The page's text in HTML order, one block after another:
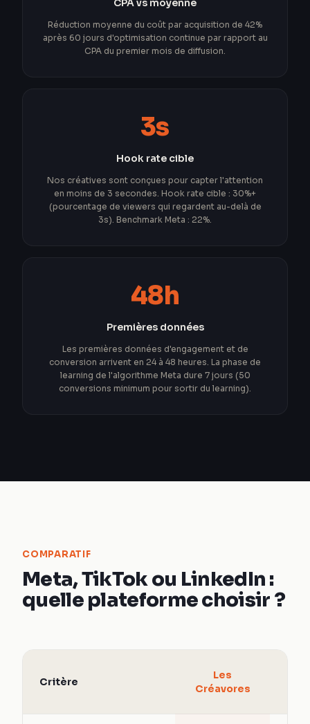
CPA vs moyenne
Réduction moyenne du coût par acquisition de 42%
après 60 jours d'optimisation continue par rapport au
CPA du premier mois de diffusion.
3s
Hook rate cible
Nos créatives sont conçues pour capter l'attention
en moins de 3 secondes. Hook rate cible : 30%+
(pourcentage de viewers qui regardent au-delà de
3s). Benchmark Meta : 22%.
48h
Premières données
Les premières données d'engagement et de
conversion arrivent en 24 à 48 heures. La phase de
learning de l'algorithme Meta dure 7 jours (50
conversions minimum pour sortir du learning).
COMPARATIF
Meta, TikTok ou LinkedIn :
quelle plateforme choisir ?
Critère
Les
Créavores